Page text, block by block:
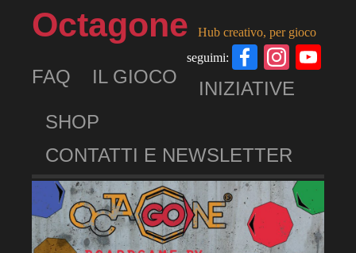
Octagone
Hub creativo, per gioco
seguimi:
Facebook
FAQ IL GIOCO
INIZIATIVE
SHOP
CONTATTI E NEWSLETTER